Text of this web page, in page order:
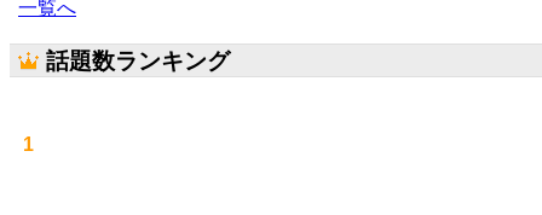
一覧へ
話題数ランキング
1